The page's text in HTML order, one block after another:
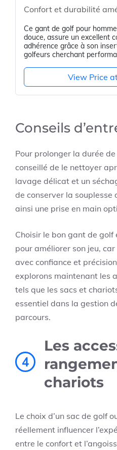
Confort et durabilité
Ce gant de golf pour
douce, assure un excellent
adhérence grâce à son
golfeurs cherchant
View Price
Conseils
Pour prolonger la durée
conseillé de le nettoyer
lavage délicat et un
de conserver la
ainsi une prise en main
Choisir le bon gant de
pour améliorer son jeu,
avec confiance et
explorons maintenant les
tels que les sacs et
essentiel dans la gestion
parcours.
4
Les
chariots
Le choix d’un sac de golf
réellement influencer
entre le confort et